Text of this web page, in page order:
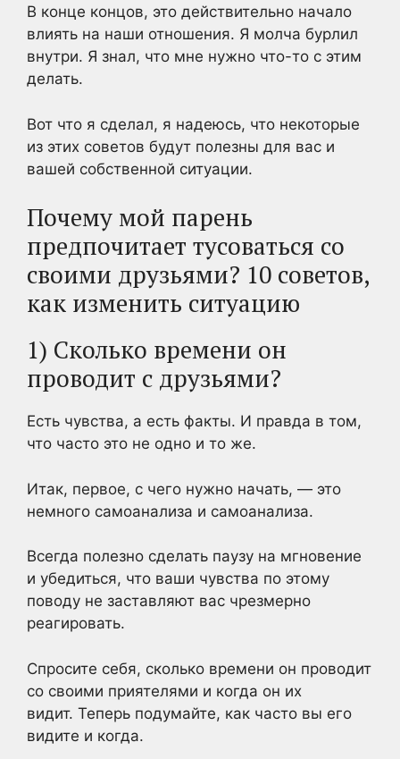
В конце концов, это действительно начало
влиять на наши отношения. Я молча бурлил
внутри. Я знал, что мне нужно что-то с этим
делать.
Вот что я сделал, я надеюсь, что некоторые
из этих советов будут полезны для вас и
вашей собственной ситуации.
Почему мой парень
предпочитает тусоваться со
своими друзьями? 10 советов,
как изменить ситуацию
1) Сколько времени он
проводит с друзьями?
Есть чувства, а есть факты. И правда в том,
что часто это не одно и то же.
Итак, первое, с чего нужно начать, — это
немного самоанализа и самоанализа.
Всегда полезно сделать паузу на мгновение
и убедиться, что ваши чувства по этому
поводу не заставляют вас чрезмерно
реагировать.
Спросите себя, сколько времени он проводит
со своими приятелями и когда он их
видит. Теперь подумайте, как часто вы его
видите и когда.